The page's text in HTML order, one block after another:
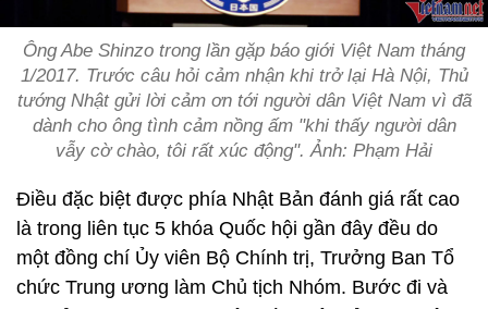
Ông Abe Shinzo trong lần gặp báo giới Việt Nam tháng
1/2017. Trước câu hỏi cảm nhận khi trở lại Hà Nội, Thủ
tướng Nhật gửi lời cảm ơn tới người dân Việt Nam vì đã
dành cho ông tình cảm nồng ấm "khi thấy người dân
vẫy cờ chào, tôi rất xúc động". Ảnh: Phạm Hải
Điều đặc biệt được phía Nhật Bản đánh giá rất cao
là trong liên tục 5 khóa Quốc hội gần đây đều do
một đồng chí Ủy viên Bộ Chính trị, Trưởng Ban Tổ
chức Trung ương làm Chủ tịch Nhóm. Bước đi và